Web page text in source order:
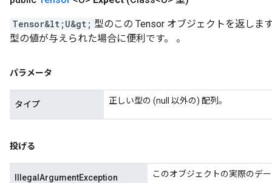
Tensor&lt;U&gt; 型のこの Tensor オブジェクトを返しま
型の値が与えられた場合に便利です。 。
パラメータ
タイプ 正しい型の (null 以外の) 配列。
投げる
IllegalArgumentException このオブジェクトの実際のデ